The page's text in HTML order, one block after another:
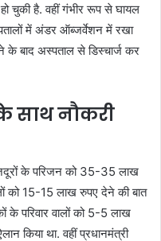
चुकी है. वहीं गंभीर रूप से घायल
में अंडर ऑब्जर्वेशन में रखा
के बाद अस्पताल से डिस्चार्ज कर
नौकरी
के परिजन को 35-35 लाख
को 15-15 लाख रुपए देने की बात
के परिवार वालों को 5-5 लाख
किया था. वहीं प्रधानमंत्री